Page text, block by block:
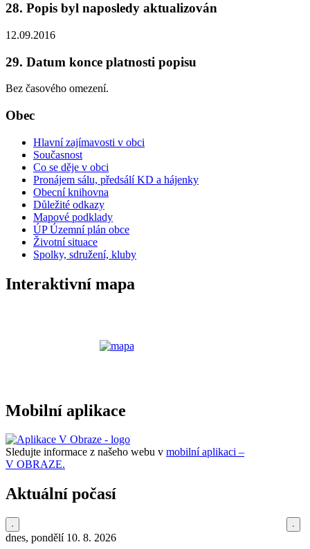
28. Popis byl naposledy aktualizován
12.09.2016
29. Datum konce platnosti popisu
Bez časového omezení.
Obec
Hlavní zajímavosti v obci
Současnost
Co se děje v obci
Pronájem sálu, předsálí KD a hájenky
Obecní knihovna
Důležité odkazy
Mapové podklady
ÚP Územní plán obce
Životní situace
Spolky, sdružení, kluby
Interaktivní mapa
Mobilní aplikace
Sledujte informace z našeho webu v mobilní aplikaci –
V OBRAZE.
Aktuální počasí
dnes, pondělí 10. 8. 2026